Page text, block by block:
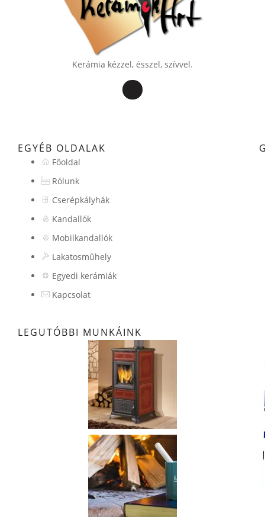
Kerámia kézzel, ésszel, szívvel.
EGYÉB OLDALAK
Főoldal
Rólunk
Cserépkályhák
Kandallók
Mobilkandallók
Lakatosműhely
Egyedi kerámiák
Kapcsolat
LEGUTÓBBI MUNKÁINK